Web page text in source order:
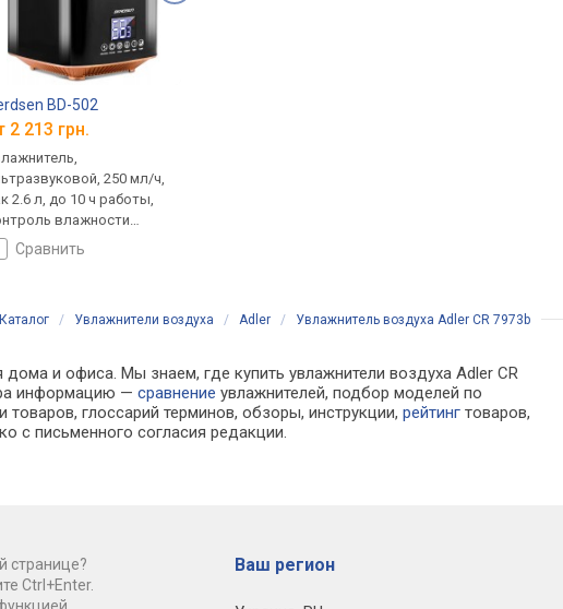
BD-502
2 213 грн.
250 мл/ч,
2.6 л, до 10 ч работы,
влажности
ионизатор,
ночной
сравнить
Каталог / Увлажнители воздуха / Adler / Увлажнитель воздуха Adler CR 7973b
и офиса. Мы знаем, где купить увлажнители воздуха Adler CR
информацию —сравнение увлажнителей, подбор моделей по
товаров, глоссарий терминов, обзоры, инструкции,рейтинг товаров,
с письменного согласия редакции.
странице?
Ctrl+Enter.
Ваш регион